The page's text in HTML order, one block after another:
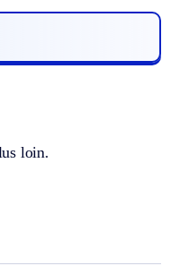
loin.